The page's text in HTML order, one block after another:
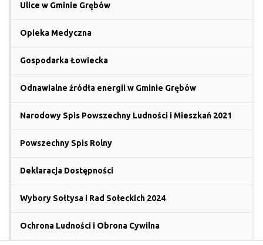
Ulice w Gminie Grębów
Opieka Medyczna
Gospodarka Łowiecka
Odnawialne źródła energii w Gminie Grębów
Narodowy Spis Powszechny Ludności i Mieszkań 2021
Powszechny Spis Rolny
Deklaracja Dostępności
Wybory Sołtysa i Rad Sołeckich 2024
Ochrona Ludności i Obrona Cywilna